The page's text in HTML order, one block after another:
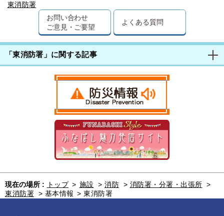
東消防署
お問い合わせ
ご意見・ご要望
よくある質問
「東消防署」に関する記事
現在の場所 : トップ > 施設 > 消防 > 消防署・分署・出張所 >
東消防署 > 基本情報 > 東消防署